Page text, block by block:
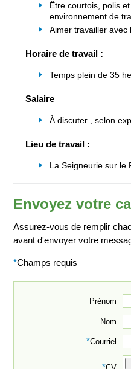
Être courtois, polis
environnement de
Aimer travailler avec
Horaire de travail :
Temps plein de 35
Salaire
À discuter , selon
Lieu de travail :
La Seigneurie sur le
Envoyez votre
Assurez-vous de remplir
avant d'envoyer votre
*Champs requis
Prénom
Nom
*Courriel
*